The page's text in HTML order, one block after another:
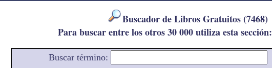
Buscador de Libros Gratuitos (7468)
Para buscar entre los otros 30 000 utiliza esta sección:
Buscar término: